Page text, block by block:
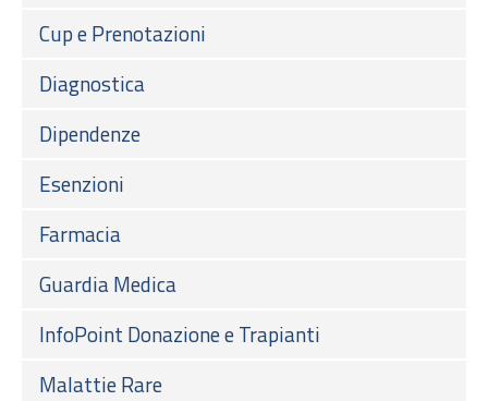
Cup e Prenotazioni
Diagnostica
Dipendenze
Esenzioni
Farmacia
Guardia Medica
InfoPoint Donazione e Trapianti
Malattie Rare